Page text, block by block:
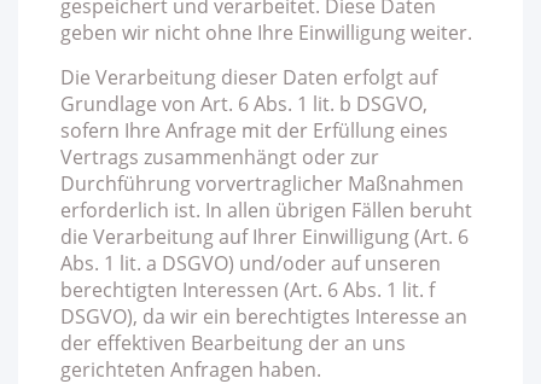
gespeichert und verarbeitet. Diese Daten
geben wir nicht ohne Ihre Einwilligung weiter.
Die Verarbeitung dieser Daten erfolgt auf
Grundlage von Art. 6 Abs. 1 lit. b DSGVO,
sofern Ihre Anfrage mit der Erfüllung eines
Vertrags zusammenhängt oder zur
Durchführung vorvertraglicher Maßnahmen
erforderlich ist. In allen übrigen Fällen beruht
die Verarbeitung auf Ihrer Einwilligung (Art. 6
Abs. 1 lit. a DSGVO) und/oder auf unseren
berechtigten Interessen (Art. 6 Abs. 1 lit. f
DSGVO), da wir ein berechtigtes Interesse an
der effektiven Bearbeitung der an uns
gerichteten Anfragen haben.